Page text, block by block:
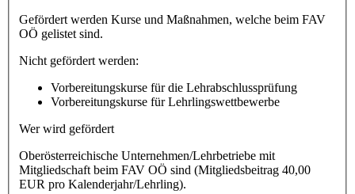
Gefördert werden Kurse und Maßnahmen, welche beim FAV
OÖ gelistet sind.
Nicht gefördert werden:
Vorbereitungskurse für die Lehrabschlussprüfung
Vorbereitungskurse für Lehrlingswettbewerbe
Wer wird gefördert
Oberösterreichische Unternehmen/Lehrbetriebe mit
Mitgliedschaft beim FAV OÖ sind (Mitgliedsbeitrag 40,00
EUR pro Kalenderjahr/Lehrling).